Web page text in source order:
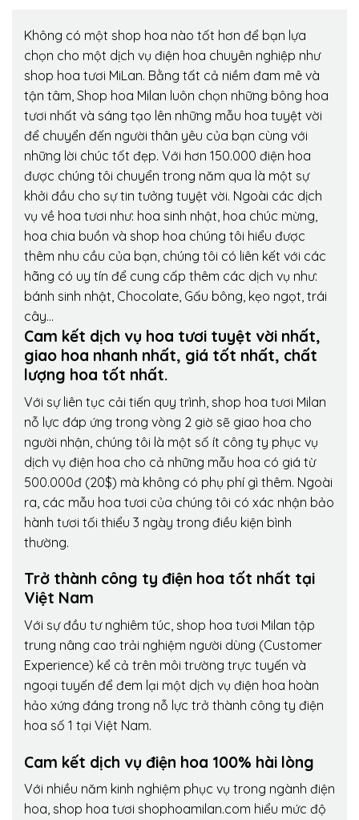
Không có một shop hoa nào tốt hơn để bạn lựa
chọn cho một dịch vụ điện hoa chuyên nghiệp như
shop hoa tươi MiLan. Bằng tất cả niềm đam mê và
tận tâm, Shop hoa Milan luôn chọn những bông hoa
tươi nhất và sáng tạo lên những mẫu hoa tuyệt vời
để chuyển đến người thân yêu của bạn cùng với
những lời chúc tốt đẹp. Với hơn 150.000 điện hoa
được chúng tôi chuyển trong năm qua là một sự
khởi đầu cho sự tin tưởng tuyệt vời. Ngoài các dịch
vụ về hoa tươi như: hoa sinh nhật, hoa chúc mừng,
hoa chia buồn và shop hoa chúng tôi hiểu được
thêm nhu cầu của bạn, chúng tôi có liên kết với các
hãng có uy tín để cung cấp thêm các dịch vụ như:
bánh sinh nhật, Chocolate, Gấu bông, kẹo ngọt, trái
cây…
Cam kết dịch vụ hoa tươi tuyệt vời nhất,
giao hoa nhanh nhất, giá tốt nhất, chất
lượng hoa tốt nhất.
Với sự liên tục cải tiến quy trình, shop hoa tươi Milan
nỗ lực đáp ứng trong vòng 2 giờ sẽ giao hoa cho
người nhận, chúng tôi là một số ít công ty phục vụ
dịch vụ điện hoa cho cả những mẫu hoa có giá từ
500.000đ (20$) mà không có phụ phí gì thêm. Ngoài
ra, các mẫu hoa tươi của chúng tôi có xác nhận bảo
hành tươi tối thiểu 3 ngày trong điều kiện bình
thường.
Trở thành công ty điện hoa tốt nhất tại
Việt Nam
Với sự đầu tư nghiêm túc, shop hoa tươi Milan tập
trung nâng cao trải nghiệm người dùng (Customer
Experience) kể cả trên môi trường trực tuyến và
ngoại tuyến để đem lại một dịch vụ điện hoa hoàn
hảo xứng đáng trong nỗ lực trở thành công ty điện
hoa số 1 tại Việt Nam.
Cam kết dịch vụ điện hoa 100% hài lòng
Với nhiều năm kinh nghiệm phục vụ trong ngành điện
hoa, shop hoa tươi shophoamilan.com hiểu mức độ